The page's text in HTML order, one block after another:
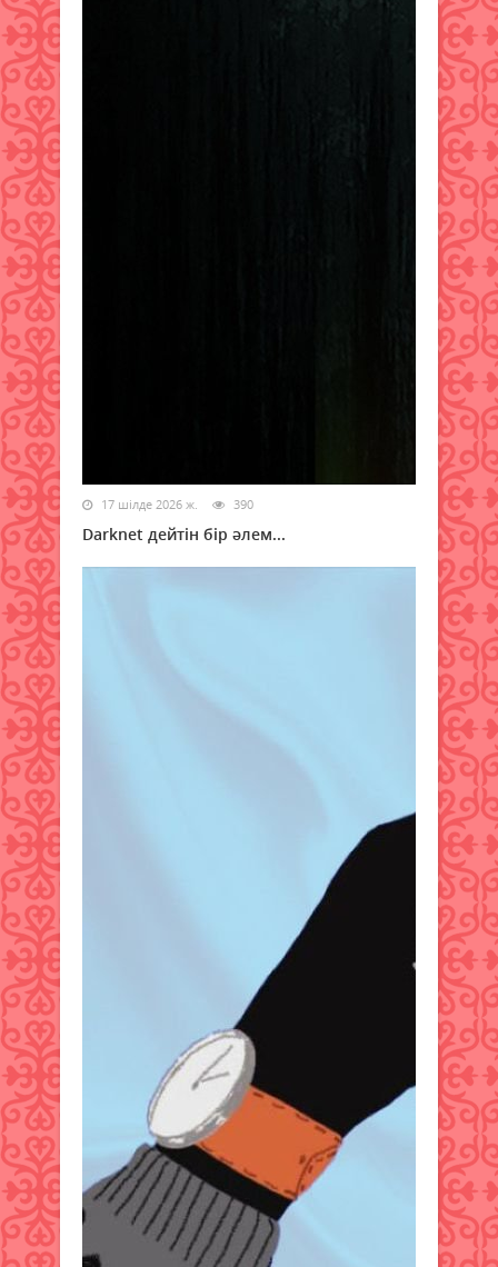
17 шілде 2026 ж. 390
Darknet дейтін бір әлем...